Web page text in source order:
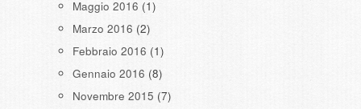
Maggio 2016 (1)
Marzo 2016 (2)
Febbraio 2016 (1)
Gennaio 2016 (8)
Novembre 2015 (7)